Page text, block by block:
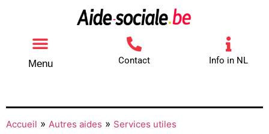
Menu Contact Info in NL
Accueil » Autres aides » Services utiles